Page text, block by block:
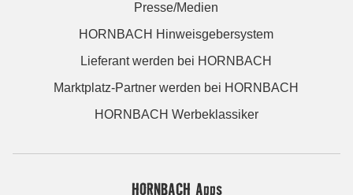
Presse/Medien
HORNBACH Hinweisgebersystem
Lieferant werden bei HORNBACH
Marktplatz-Partner werden bei HORNBACH
HORNBACH Werbeklassiker
HORNBACH Apps